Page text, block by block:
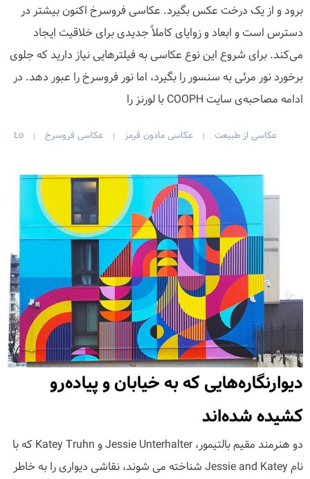
برود و از یک درخت عکس بگیرد. عکاسی فروسرخ اکنون بیشتر در
دسترس است و ابعاد و زوایای کاملاً جدیدی برای خلاقیت ایجاد
می‌کند. برای شروع این نوع عکاسی به فیلترهایی نیاز دارید که جلوی
برخورد نور مرئی به سنسور را بگیرد، اما نور فروسرخ را عبور دهد. در
ادامه مصاحبه‌ی سایت COOPH با لورنز را
عکاسی از طبیعت | عکاسی مادون قرمز | عکاسی فروسرخ |
Lo
دیوارنگاره‌هایی که به خیابان و پیاده‌رو
کشیده شده‌اند
دو هنرمند مقیم بالتیمور، Jessie Unterhalter و Katey Truhn که با
نام Jessie and Katey شناخته می شوند، نقاشی دیواری را به خاطر